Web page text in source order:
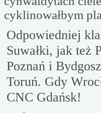
cyklinowałbym
Odpowiedniej
Suwałki, jak też
Poznań i
Toruń. Gdy
CNC Gdańsk!